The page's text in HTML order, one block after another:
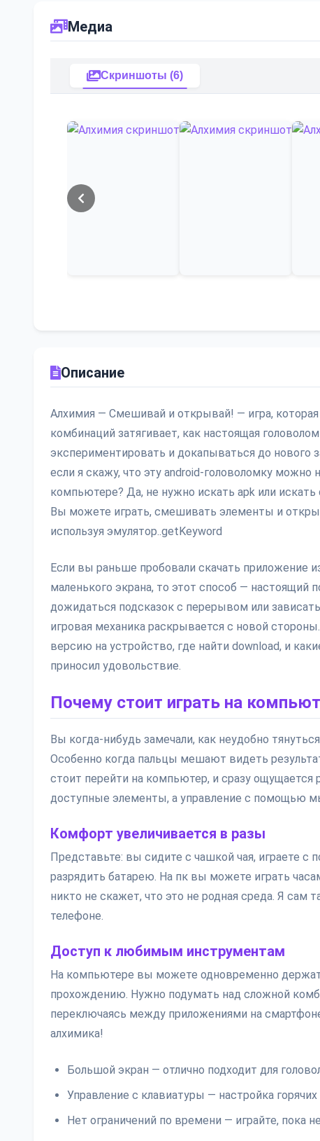
Медиа
Скриншоты (6)
Описание
Алхимия — Смешивай и открывай! — игра, которая
комбинаций затягивает, как настоящая
экспериментировать и докапываться до нового
если я скажу, что эту android-головоломку можно
компьютере? Да, не нужно искать apk или
Вы можете играть, смешивать элементы и
используя эмулятор..getKeyword
Если вы раньше пробовали скачать приложение
маленького экрана, то этот способ — настоящий
дожидаться подсказок с перерывом или
игровая механика раскрывается с новой
версию на устройство, где найти download, и
приносил удовольствие.
Почему стоит играть на
Вы когда-нибудь замечали, как неудобно
Особенно когда пальцы мешают видеть
стоит перейти на компьютер, и сразу ощущается
доступные элементы, а управление с помощью
Комфорт увеличивается в разы
Представьте: вы сидите с чашкой чая, играете с
разрядить батарею. На пк вы можете играть
никто не скажет, что это не родная среда. Я сам
телефоне.
Доступ к любимым инструментам
На компьютере вы можете одновременно
прохождению. Нужно подумать над сложной
переключаясь между приложениями на
алхимика!
Большой экран — отлично подходит для
Управление с клавиатуры — настройка
Нет ограничений по времени — играйте, пока